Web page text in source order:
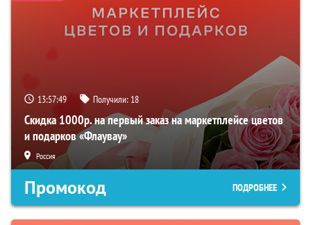
13:57:48 Получили: 18
Скидка 1000р. на первый заказ на маркетплейсе цветов
и подарков «Флаувау»
Россия
Промокод ПОДРОБНЕЕ